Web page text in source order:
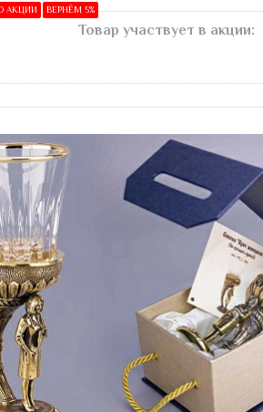
АКЦИИ ВЕРНЁМ 5%
Товар участвует в акции: